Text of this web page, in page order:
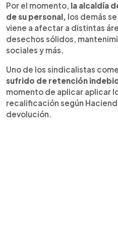
Por el momento, la alcaldía
de su personal, los demás
viene a afectar a distintas
desechos sólidos,
sociales y más.
Uno de los sindicalistas
sufrido de retención
momento de aplicar aplicar
recalificación según
devolución.